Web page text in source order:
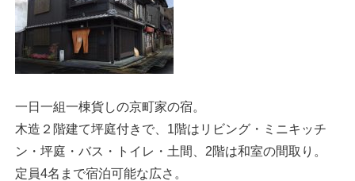
一日一組一棟貨しの京町家の宿。
木造２階建て坪庭付きで、1階はリビング・ミニキッチ
ン・坪庭・バス・トイレ・土間、2階は和室の間取り。
定員4名まで宿泊可能な広さ。